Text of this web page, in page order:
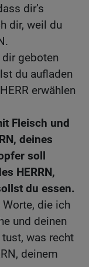
dir’s
dir, weil du
geboten
du aufladen
erwählen
Fleisch und
deines
soll
HERRN,
du essen.
die ich
und deinen
was recht
deinem